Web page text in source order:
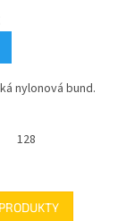
nylonová bund.
128